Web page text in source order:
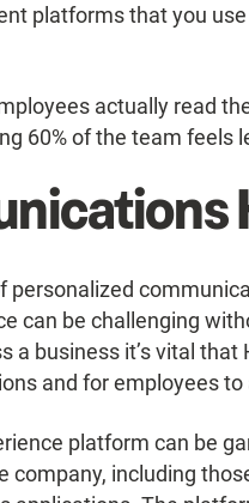
platforms that you
actually read
60% of the team feels
personalized
can be challenging
business it’s vital that
and for employees
platform can be
including